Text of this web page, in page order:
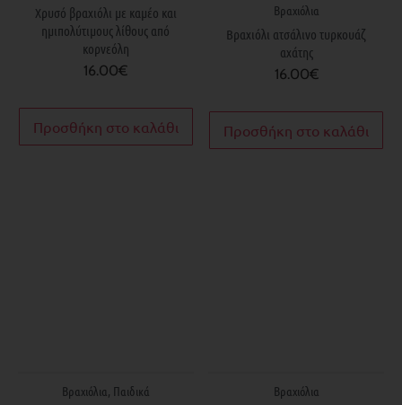
Χρυσό βραχιόλι με καμέο και
ημιπολύτιμους λίθους από
κορνεόλη
16.00€
Προσθήκη στο καλάθι
Βραχιόλια
Βραχιόλι ατσάλινο τυρκουάζ
αχάτης
16.00€
Προσθήκη στο καλάθι
Βραχιόλια, Παιδικά Βραχιόλια